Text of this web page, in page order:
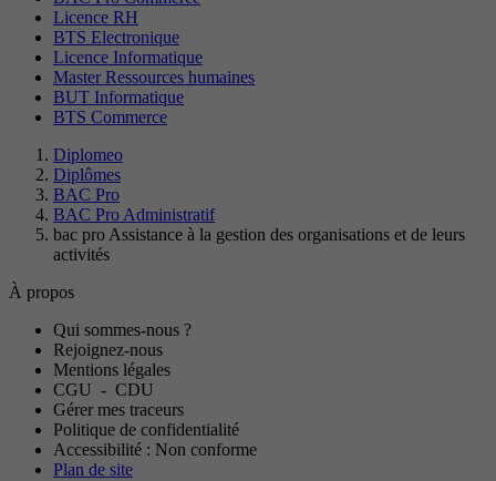
Licence RH
BTS Electronique
Licence Informatique
Master Ressources humaines
BUT Informatique
BTS Commerce
Diplomeo
Diplômes
BAC Pro
BAC Pro Administratif
bac pro Assistance à la gestion des organisations et de leurs
activités
À propos
Qui sommes-nous ?
Rejoignez-nous
Mentions légales
CGU - CDU
Gérer mes traceurs
Politique de confidentialité
Accessibilité : Non conforme
Plan de site